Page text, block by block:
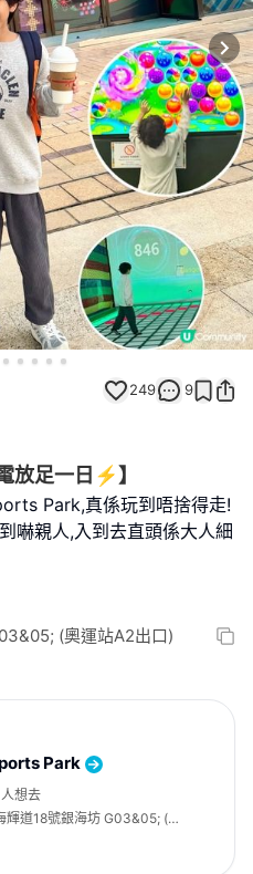
249 9
放足一日⚡】
Park,真係玩到唔捨得走!
嚇親人,入到去直頭係大人細
(奧運站A2出口)​​
Park
人想去
輝道18號銀海坊 G03&05; (奧